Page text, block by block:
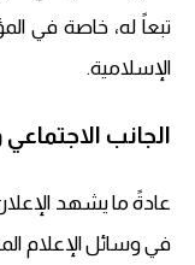
تبعاً له، خاصة في
الإسلامية.
الجانب الاجتماعي
عادةً ما يشهد
في وسائل الإعلام